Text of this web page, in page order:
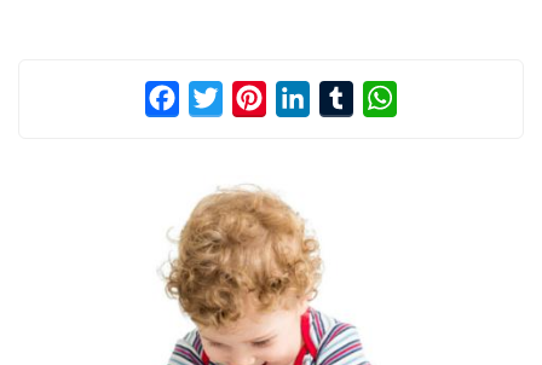
FacebookTwitterPinterestLinkedInTumblr